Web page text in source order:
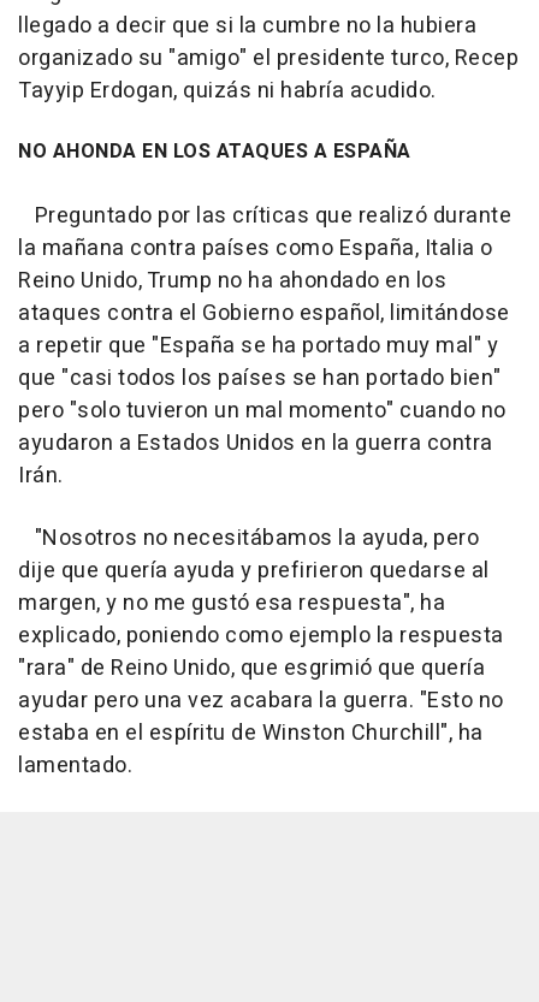
llegado a decir que si la cumbre no la hubiera
organizado su "amigo" el presidente turco, Recep
Tayyip Erdogan, quizás ni habría acudido.
NO AHONDA EN LOS ATAQUES A ESPAÑA
Preguntado por las críticas que realizó durante
la mañana contra países como España, Italia o
Reino Unido, Trump no ha ahondado en los
ataques contra el Gobierno español, limitándose
a repetir que "España se ha portado muy mal" y
que "casi todos los países se han portado bien"
pero "solo tuvieron un mal momento" cuando no
ayudaron a Estados Unidos en la guerra contra
Irán.
"Nosotros no necesitábamos la ayuda, pero
dije que quería ayuda y prefirieron quedarse al
margen, y no me gustó esa respuesta", ha
explicado, poniendo como ejemplo la respuesta
"rara" de Reino Unido, que esgrimió que quería
ayudar pero una vez acabara la guerra. "Esto no
estaba en el espíritu de Winston Churchill", ha
lamentado.